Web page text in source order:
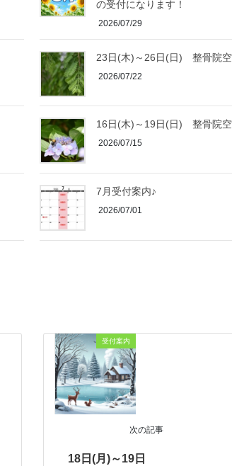
の受付になります！
2026/07/29
23日(木)～26日(日) 整骨院空
2026/07/22
16日(木)～19日(日) 整骨院空
2026/07/15
7月受付案内♪
2026/07/01
受付案内
次の記事
18日(月)～19日